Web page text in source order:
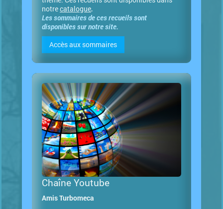
notrecatalogue.
Les sommaires de ces recueils sont
disponibles sur notre site.
Accès aux sommaires
Chaîne Youtube
Amis Turbomeca